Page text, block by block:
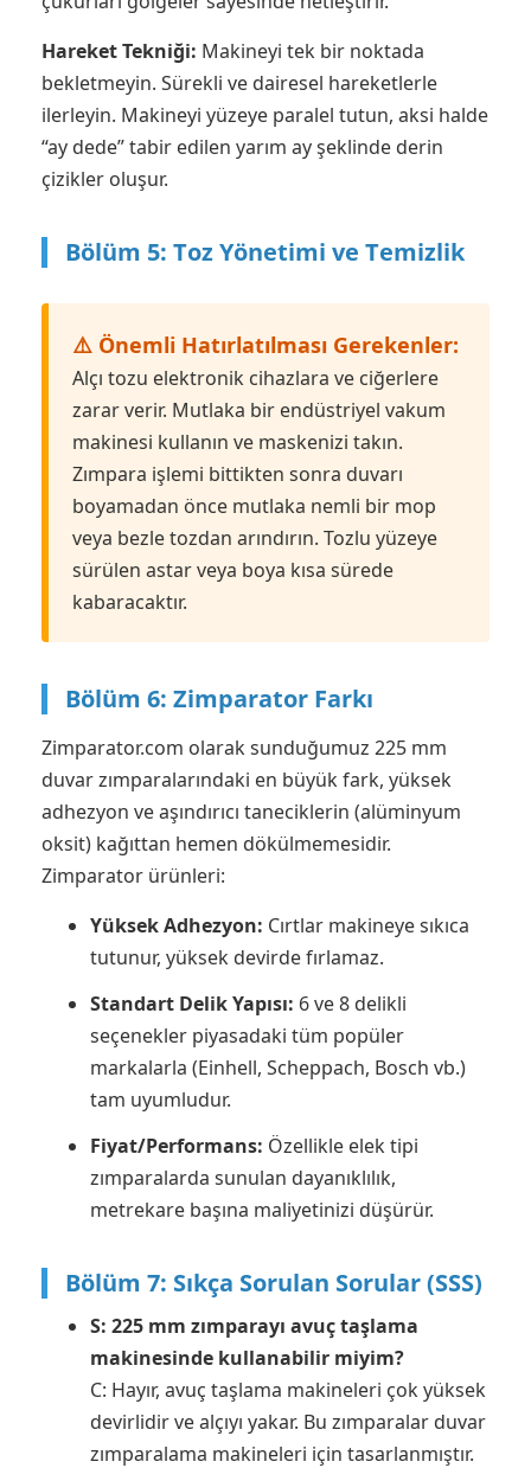
Hareket Tekniği: Makineyi tek bir noktada
bekletmeyin. Sürekli ve dairesel hareketlerle
ilerleyin. Makineyi yüzeye paralel tutun, aksi halde
“ay dede” tabir edilen yarım ay şeklinde derin
çizikler oluşur.
Bölüm 5: Toz Yönetimi ve Temizlik
⚠️ Önemli Hatırlatılması Gerekenler:
Alçı tozu elektronik cihazlara ve ciğerlere
zarar verir. Mutlaka bir endüstriyel vakum
makinesi kullanın ve maskenizi takın.
Zımpara işlemi bittikten sonra duvarı
boyamadan önce mutlaka nemli bir mop
veya bezle tozdan arındırın. Tozlu yüzeye
sürülen astar veya boya kısa sürede
kabaracaktır.
Bölüm 6: Zimparator Farkı
Zimparator.com olarak sunduğumuz 225 mm
duvar zımparalarındaki en büyük fark, yüksek
adhezyon ve aşındırıcı taneciklerin (alüminyum
oksit) kağıttan hemen dökülmemesidir.
Zimparator ürünleri:
Yüksek Adhezyon: Cırtlar makineye sıkıca
tutunur, yüksek devirde fırlamaz.
Standart Delik Yapısı: 6 ve 8 delikli
seçenekler piyasadaki tüm popüler
markalarla (Einhell, Scheppach, Bosch vb.)
tam uyumludur.
Fiyat/Performans: Özellikle elek tipi
zımparalarda sunulan dayanıklılık,
metrekare başına maliyetinizi düşürür.
Bölüm 7: Sıkça Sorulan Sorular (SSS)
S: 225 mm zımparayı avuç taşlama
makinesinde kullanabilir miyim?
C: Hayır, avuç taşlama makineleri çok yüksek
devirlidir ve alçıyı yakar. Bu zımparalar duvar
zımparalama makineleri için tasarlanmıştır.